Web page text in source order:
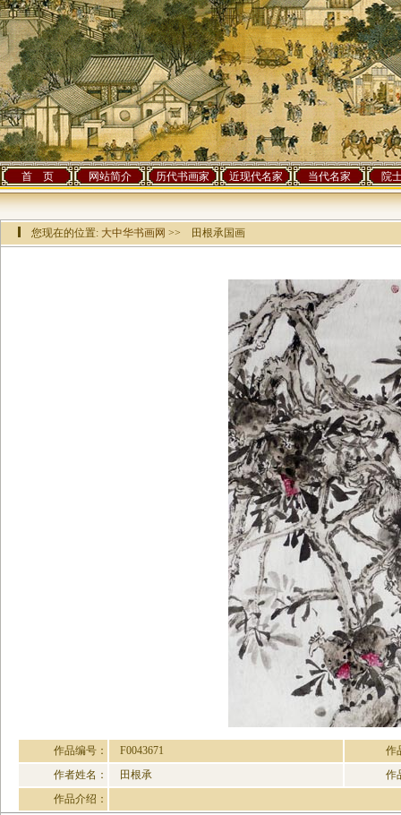
首 页 网站简介 历代书画家 近现代名家 当代名家 院
您现在的位置: 大中华书画网 >> 田根承国画
作品编号： F0043671
作
作者姓名：
田根承
作
作品介绍：